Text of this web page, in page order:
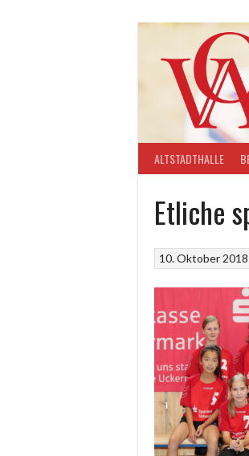
ALTSTADTHALLE
Etliche
10. Oktober 2018